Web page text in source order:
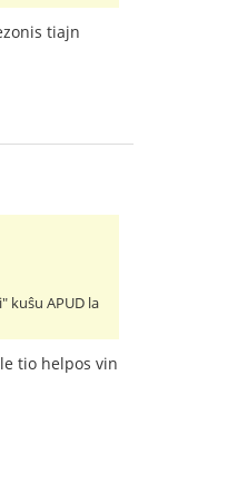
tiajn
kuŝu APUD la
tio helpos vin